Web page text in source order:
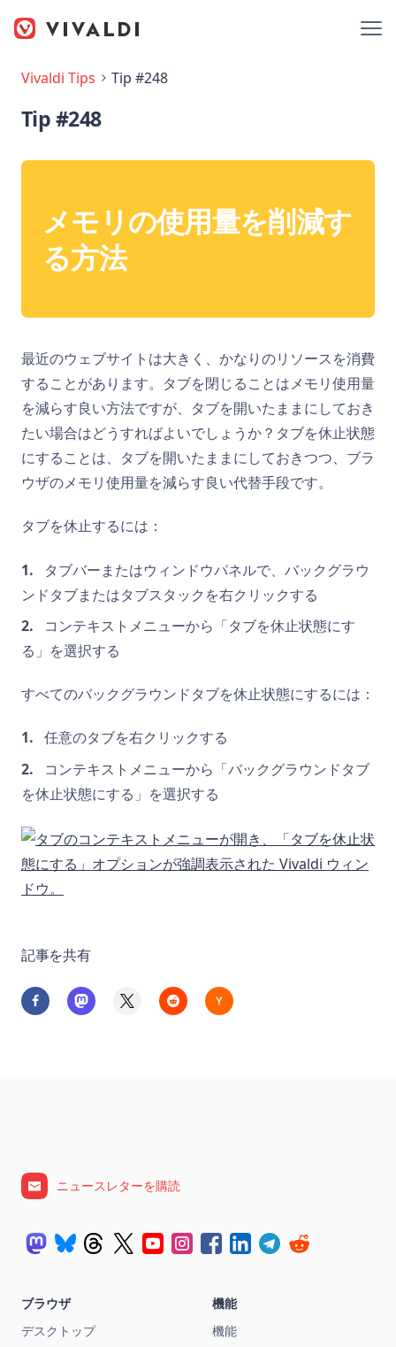
Vivaldi Tips Tip #248
Tip #248
メモリの使用量を削減す
る方法
最近のウェブサイトは大きく、かなりのリソースを消費
することがあります。タブを閉じることはメモリ使用量
を減らす良い方法ですが、タブを開いたままにしておき
たい場合はどうすればよいでしょうか？タブを休止状態
にすることは、タブを開いたままにしておきつつ、ブラ
ウザのメモリ使用量を減らす良い代替手段です。
タブを休止するには：
タブバーまたはウィンドウパネルで、バックグラウ
ンドタブまたはタブスタックを右クリックする
コンテキストメニューから「タブを休止状態にす
る」を選択する
すべてのバックグラウンドタブを休止状態にするには：
任意のタブを右クリックする
コンテキストメニューから「バックグラウンドタブ
を休止状態にする」を選択する
記事を共有
ニュースレターを購読
ブラウザ
デスクトップ
機能
機能